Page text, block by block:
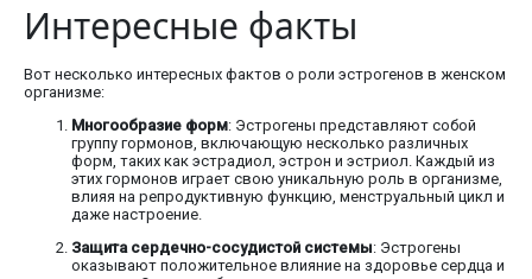
Интересные факты
Вот несколько интересных фактов о роли эстрогенов в женском
организме:
Многообразие форм: Эстрогены представляют собой
группу гормонов, включающую несколько различных
форм, таких как эстрадиол, эстрон и эстриол. Каждый из
этих гормонов играет свою уникальную роль в организме,
влияя на репродуктивную функцию, менструальный цикл и
даже настроение.
Защита сердечно-сосудистой системы: Эстрогены
оказывают положительное влияние на здоровье сердца и